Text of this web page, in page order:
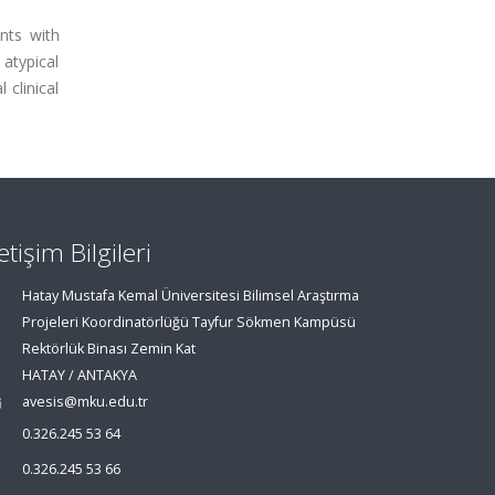
with
clinical
Bilgileri
Hatay Mustafa Kemal Üniversitesi Bilimsel Araştırma
Projeleri Koordinatörlüğü Tayfur Sökmen Kampüsü
Rektörlük Binası Zemin Kat
HATAY / ANTAKYA
avesis@mku.edu.tr
0.326.245 53 64
0.326.245 53 66